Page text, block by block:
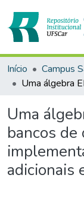
Início Campus
Uma
bancos de
adicionais